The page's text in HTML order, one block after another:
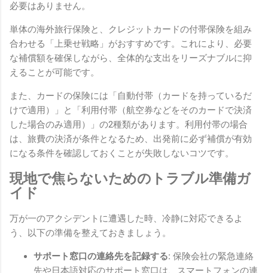
必要はありません。
単体の海外旅行保険と、クレジットカードの付帯保険を組み
合わせる「上乗せ戦略」がおすすめです。これにより、必要
な補償額を確保しながら、全体的な支出をリーズナブルに抑
えることが可能です。
また、カードの保険には「自動付帯（カードを持っているだ
けで適用）」と「利用付帯（航空券などをそのカードで決済
した場合のみ適用）」の2種類があります。利用付帯の場合
は、旅費の決済が条件となるため、出発前に必ず補償が有効
になる条件を確認しておくことが失敗しないコツです。
現地で焦らないためのトラブル準備ガ
イド
万が一のアクシデントに遭遇した時、冷静に対応できるよ
う、以下の準備を整えておきましょう。
サポート窓口の連絡先を記録する: 保険会社の緊急連絡
先や日本語対応のサポート窓口は、スマートフォンの連